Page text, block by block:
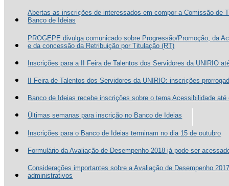
Abertas as inscrições de interessados em compor a Comissão de
Banco de Ideias
PROGEPE divulga comunicado sobre Progressão/Promoção, da
e da concessão da Retribuição por Titulação (RT)
Inscrições para a II Feira de Talentos dos Servidores da UNIRIO
II Feira de Talentos dos Servidores da UNIRIO: inscrições
Banco de Ideias recebe inscrições sobre o tema Acessibilidade até
Últimas semanas para inscrição no Banco de Ideias
Inscrições para o Banco de Ideias terminam no dia 15 de outubro
Formulário da Avaliação de Desempenho 2018 já pode ser
Considerações importantes sobre a Avaliação de Desempenho
administrativos